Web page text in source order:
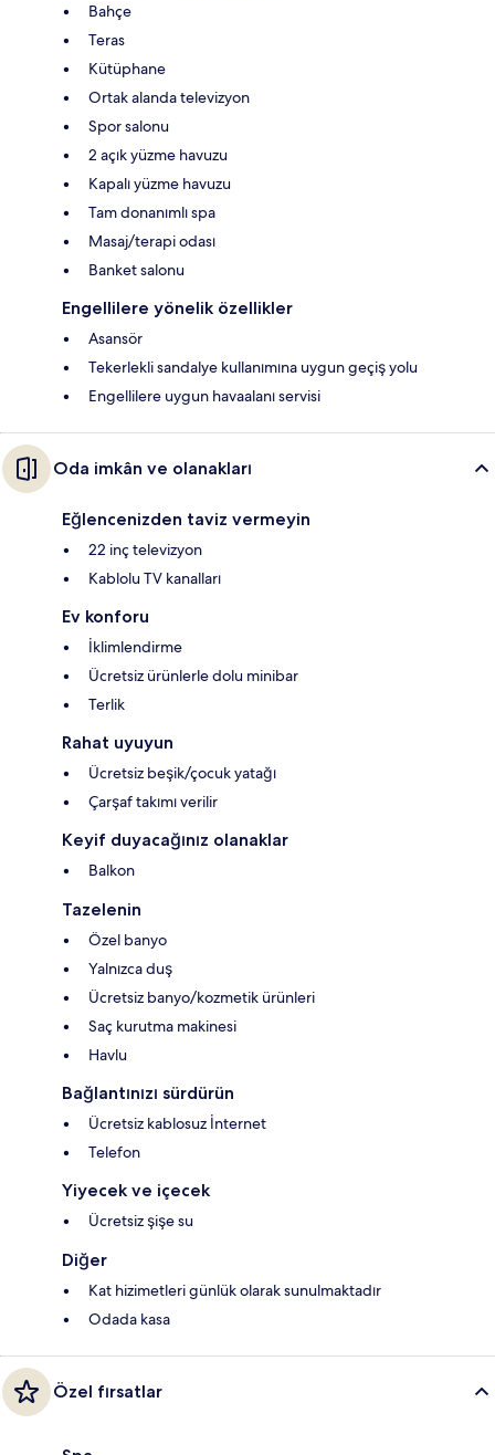
Bahçe
Teras
Kütüphane
Ortak alanda televizyon
Spor salonu
2 açık yüzme havuzu
Kapalı yüzme havuzu
Tam donanımlı spa
Masaj/terapi odası
Banket salonu
Engellilere yönelik özellikler
Asansör
Tekerlekli sandalye kullanımına uygun geçiş yolu
Engellilere uygun havaalanı servisi
Oda imkân ve olanakları
Eğlencenizden taviz vermeyin
22 inç televizyon
Kablolu TV kanalları
Ev konforu
İklimlendirme
Ücretsiz ürünlerle dolu minibar
Terlik
Rahat uyuyun
Ücretsiz beşik/çocuk yatağı
Çarşaf takımı verilir
Keyif duyacağınız olanaklar
Balkon
Tazelenin
Özel banyo
Yalnızca duş
Ücretsiz banyo/kozmetik ürünleri
Saç kurutma makinesi
Havlu
Bağlantınızı sürdürün
Ücretsiz kablosuz İnternet
Telefon
Yiyecek ve içecek
Ücretsiz şişe su
Diğer
Kat hizimetleri günlük olarak sunulmaktadır
Odada kasa
Özel fırsatlar